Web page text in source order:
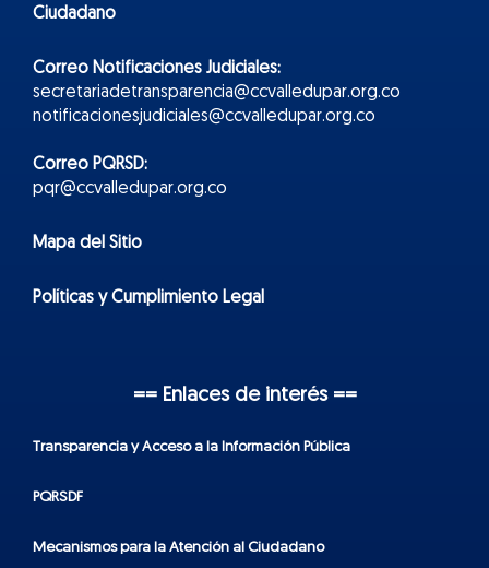
Ciudadano
Correo Notificaciones Judiciales:
secretariadetransparencia@ccvalledupar.org.co
notificacionesjudiciales@ccvalledupar.org.co
Correo PQRSD:
pqr@ccvalledupar.org.co
Mapa del Sitio
Políticas y Cumplimiento Legal
== Enlaces de interés ==
Transparencia y Acceso a la Información Pública
PQRSDF
Mecanismos para la Atención al Ciudadano